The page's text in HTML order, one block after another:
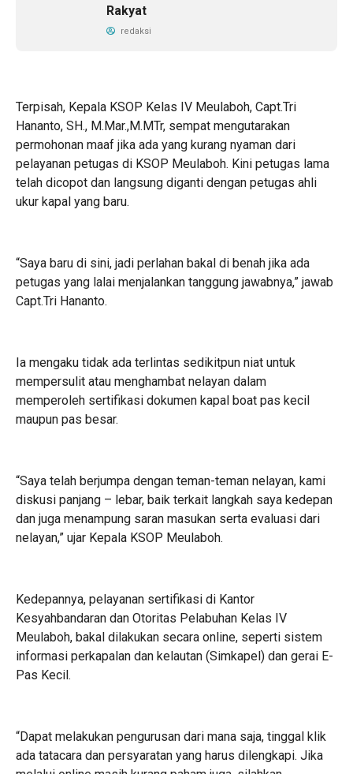
Rakyat
redaksi
Terpisah, Kepala KSOP Kelas IV Meulaboh, Capt.Tri
Hananto, SH., M.Mar.,M.MTr, sempat mengutarakan
permohonan maaf jika ada yang kurang nyaman dari
pelayanan petugas di KSOP Meulaboh. Kini petugas lama
telah dicopot dan langsung diganti dengan petugas ahli
ukur kapal yang baru.
“Saya baru di sini, jadi perlahan bakal di benah jika ada
petugas yang lalai menjalankan tanggung jawabnya,” jawab
Capt.Tri Hananto.
Ia mengaku tidak ada terlintas sedikitpun niat untuk
mempersulit atau menghambat nelayan dalam
memperoleh sertifikasi dokumen kapal boat pas kecil
maupun pas besar.
“Saya telah berjumpa dengan teman-teman nelayan, kami
diskusi panjang – lebar, baik terkait langkah saya kedepan
dan juga menampung saran masukan serta evaluasi dari
nelayan,” ujar Kepala KSOP Meulaboh.
Kedepannya, pelayanan sertifikasi di Kantor
Kesyahbandaran dan Otoritas Pelabuhan Kelas IV
Meulaboh, bakal dilakukan secara online, seperti sistem
informasi perkapalan dan kelautan (Simkapel) dan gerai E-
Pas Kecil.
“Dapat melakukan pengurusan dari mana saja, tinggal klik
ada tatacara dan persyaratan yang harus dilengkapi. Jika